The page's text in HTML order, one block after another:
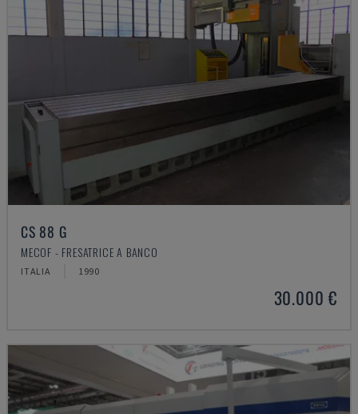
CS 88 G
MECOF - FRESATRICE A BANCO
ITALIA 1990
30.000 €